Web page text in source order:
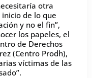
otra
de lo que
y no el fin”,
los papeles, el
de Derechos
(Centro Prodh),
víctimas de las